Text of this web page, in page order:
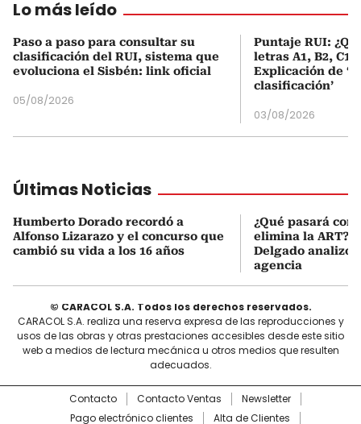
Lo más leído
Paso a paso para consultar su
clasificación del RUI, sistema que
evoluciona el Sisbén: link oficial
05/08/2026
Puntaje RUI:
letras A1, B2, C1
Explicación de
clasificación’
03/08/2026
Últimas Noticias
Humberto Dorado recordó a
Alfonso Lizarazo y el concurso que
cambió su vida a los 16 años
¿Qué pasará con
elimina la ART?
Delgado analizó
agencia
© CARACOL S.A. Todos los derechos reservados.
CARACOL S.A. realiza una reserva expresa de las reproducciones y
usos de las obras y otras prestaciones accesibles desde este sitio
web a medios de lectura mecánica u otros medios que resulten
adecuados.
Contacto Contacto Ventas
Newsletter
Pago electrónico clientes
Alta de Clientes